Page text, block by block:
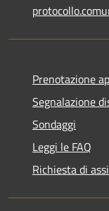
Prenotazione
Segnalazione
Sondaggi
Leggi le FAQ
Richiesta di